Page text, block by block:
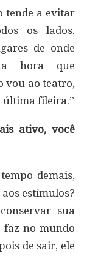
tende a evitar
os lados.
de onde
hora que
vou ao teatro,
última fileira.”
ativo, você
demais,
estímulos?
sua
faz no mundo
de sair, ele